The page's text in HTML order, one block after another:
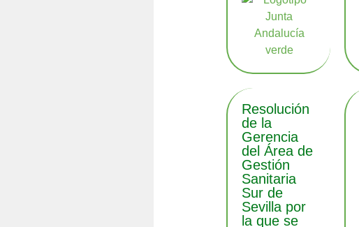
Resolución
de la
Gerencia
del Área de
Gestión
Sanitaria
Sur de
Sevilla por
la que se